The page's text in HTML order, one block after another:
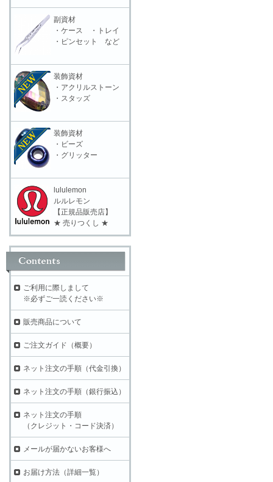
副資材
・ケース ・トレイ
・ピンセット など
装飾資材
・アクリルストーン
・スタッズ
装飾資材
・ビーズ
・グリッター
lululemon
ルルレモン
【正規品販売店】
★ 売りつくし ★
ご利用に際しまして
※必ずご一読ください※
販売商品について
ご注文ガイド（概要）
ネット注文の手順（代金引換）
ネット注文の手順（銀行振込）
ネット注文の手順
（クレジット・コード決済）
メールが届かないお客様へ
お届け方法（詳細一覧）